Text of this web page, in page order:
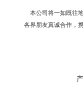
本公司将一如既往
各界朋友真诚合作，